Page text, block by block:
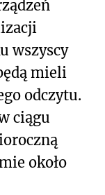
wszyscy
mieli
odczytu.
ciągu
około